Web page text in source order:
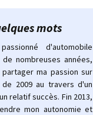
mots
d'automobile
nombreuses années,
ma passion sur
2009 au travers d'un
relatif succès. Fin 2013,
mon autonomie et